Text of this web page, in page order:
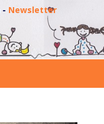
- Newsletter